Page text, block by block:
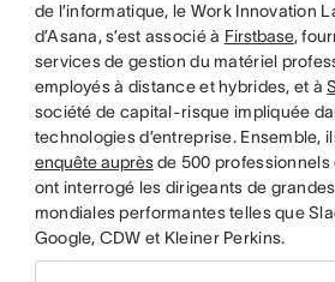
de l’informatique, le Work Innovation
d’Asana, s’est associé à Firstbase,
services de gestion du matériel
employés à distance et hybrides, et à
société de capital-risque impliquée
technologies d’entreprise. Ensemble,
enquête auprèsde 500 professionnels
ont interrogé les dirigeants de
mondiales performantes telles que
Google, CDW et Kleiner Perkins.